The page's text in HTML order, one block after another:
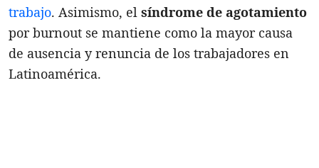
trabajo. Asimismo, el síndrome de agotamiento
por burnout se mantiene como la mayor causa
de ausencia y renuncia de los trabajadores en
Latinoamérica.